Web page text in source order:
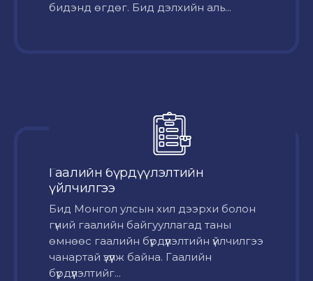
бидэнд өгдөг. Бид дэлхийн аль...
Гаалийн бүрдүүлэлтийн
үйлчилгээ
Бид Монгол улсын хил дээрхи болон
гүний гаалийн байгууллагад таны
өмнөөс гаалийн бүрдүүлэлтийн үйлчилгээ
чанартай үзүүлж байна. Гаалийн
бүрдүүлэлтийг...